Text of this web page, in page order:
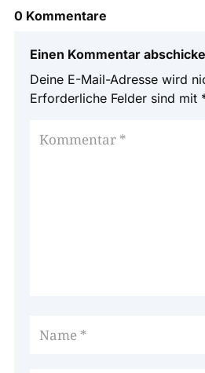
0 Kommentare
Einen Kommentar
Deine E-Mail-Adresse wird
Erforderliche Felder sind mit